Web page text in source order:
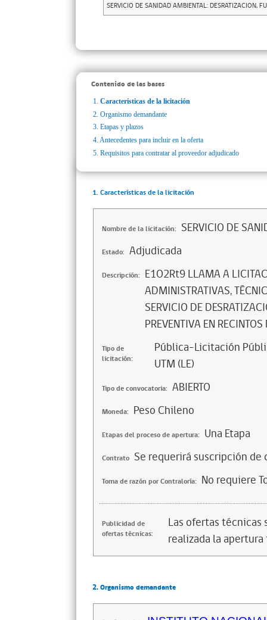
SERVICIO DE SANIDAD AMBIENTAL: DESRATIZACION,
Contenido de las bases
1. Características de la licitación
2. Organismo demandante
3. Etapas y plazos
4. Antecedentes para incluir en la oferta
5. Requisitos para contratar al proveedor adjudicado
1. Características de la licitación
Nombre de la licitación: SERVICIO DE
Estado: Adjudicada
Descripción: E1O2Rt9 LLAMA A
ADMINISTRATIVAS,
SERVICIO DE
PREVENTIVA EN
Tipo de
licitación:
Pública-Licitación
UTM (LE)
Tipo de convocatoria: ABIERTO
Moneda: Peso Chileno
Etapas del proceso de apertura: Una Etapa
Contrato Se requerirá suscripción
Toma de razón por Contraloría: No requiere
Publicidad de
ofertas técnicas:
Las ofertas
realizada la
2. Organismo demandante